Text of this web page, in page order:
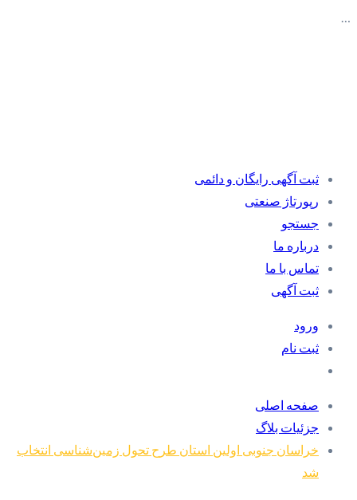
…
ثبت آگهی رایگان و دائمی
رپورتاژ صنعتی
جستجو
درباره ما
تماس با ما
ثبت آگهی
ورود
ثبت نام
صفحه اصلی
جزئیات بلاگ
خراسان جنوبی اولین استان طرح تحول زمین‌شناسی انتخاب
شد